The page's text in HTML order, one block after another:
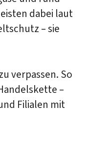
dabei laut
– sie
verpassen. So
–
Filialen mit